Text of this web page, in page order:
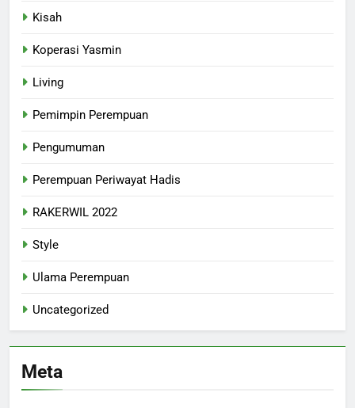
Kisah
Koperasi Yasmin
Living
Pemimpin Perempuan
Pengumuman
Perempuan Periwayat Hadis
RAKERWIL 2022
Style
Ulama Perempuan
Uncategorized
Meta